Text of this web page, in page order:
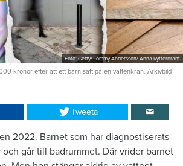
Foto: Getty/ Tommy Andersson/ Anna Rytterbrant
kronor efter att ett barn satt på en vattenkran. Arkivbild
Tweeta
2022. Barnet som har diagnostiserats
och går till badrummet. Där vrider barnet